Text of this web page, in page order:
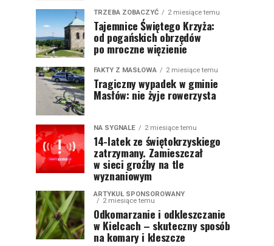
TRZEBA ZOBACZYĆ 2 miesiące temu
Tajemnice Świętego Krzyża:
od pogańskich obrzędów
po mroczne więzienie
FAKTY Z MASŁOWA 2 miesiące temu
Tragiczny wypadek w gminie
Masłów: nie żyje rowerzysta
NA SYGNALE 2 miesiące temu
14-latek ze świętokrzyskiego
zatrzymany. Zamieszczał
w sieci groźby na tle
wyznaniowym
ARTYKUŁ SPONSOROWANY
2 miesiące temu
Odkomarzanie i odkleszczanie
w Kielcach – skuteczny sposób
na komary i kleszcze